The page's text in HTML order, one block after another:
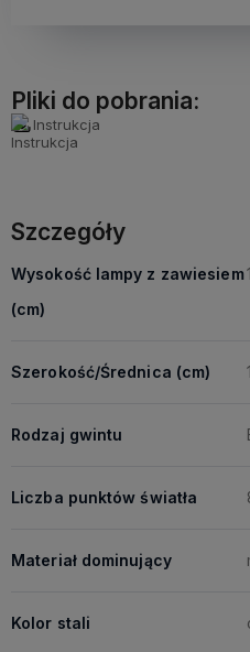
Pliki do pobrania:
Instrukcja
Szczegóły
Wysokość lampy z zawiesiem
(cm)
Szerokość/Średnica (cm)
Rodzaj gwintu
Liczba punktów światła
Materiał dominujący
Kolor stali